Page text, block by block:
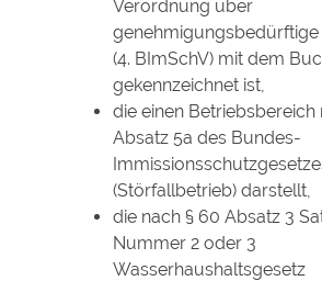
Verordnung über
genehmigungsbedürftige
(4. BImSchV) mit dem
gekennzeichnet ist,
die einen Betriebsbereich
Absatz 5a des Bundes-
(Störfallbetrieb) darstellt,
die nach § 60 Absatz 3
Nummer 2 oder 3
Wasserhaushaltsgesetz